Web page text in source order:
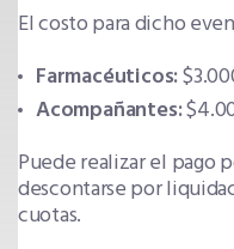
El costo para dicho
Farmacéuticos:
Acompañantes:
Puede realizar el pago
descontarse por
cuotas.